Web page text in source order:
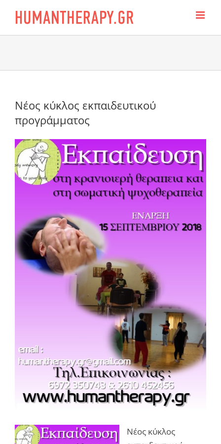
content
Νέος κύκλος εκπαιδευτικού
προγράμματος
View
Larger
Image
Νέος κύκλος